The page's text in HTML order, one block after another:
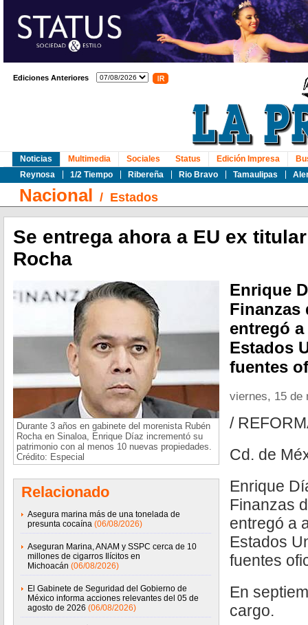
Ediciones Anteriores
Noticias
Reynosa
1/2 Tiempo Ribereña Rio Bravo Tamaulipas
Multimedia Sociales Status Edición Impresa
Nacional / Estados
Se entrega ahora a EU ex
Rocha
Durante 3 años en gabinete del morenista Rubén
Rocha en Sinaloa, Enrique Díaz incrementó su
patrimonio con al menos 10 nuevas propiedades.
Crédito: Especial
Relacionado
Asegura marina más de una tonelada de
presunta cocaína (06/08/2026)
Aseguran Marina, ANAM y SSPC cerca de 10
millones de cigarros Ilícitos en
Michoacán (06/08/2026)
El Gabinete de Seguridad del Gobierno de
México informa acciones relevantes del 05 de
agosto de 2026 (06/08/2026)
Enrique
Finanzas
entregó
Estados
fuentes
viernes, 15 de
/
Cd. de
Enrique
Finanzas
entregó a
Estados
fuentes
En
cargo.